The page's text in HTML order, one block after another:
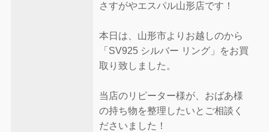
さすがやエスパル山形店です！
本日は、山形市よりお越しのから
「SV925 シルバー リング」をお買
取り致しました。
当店のリピーター様が、おばあ様
の持ち物を整理したいとご相談く
ださいました！